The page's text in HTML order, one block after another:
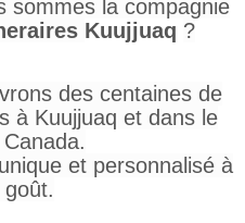
sommes la compagnie
Kuujjuaq ?
des centaines de
à Kuujjuaq et dans le
et personnalisé à